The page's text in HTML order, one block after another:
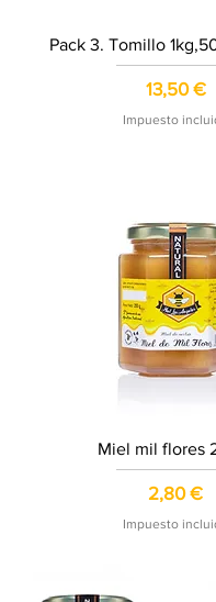
Pack 3. Tomillo
Precio
13,50 €
Impuesto
Miel mil flores
Precio
2,80 €
Impuesto